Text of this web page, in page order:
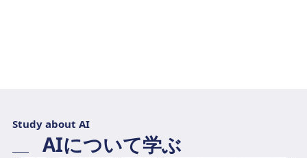
Study about AI
AIについて学ぶ